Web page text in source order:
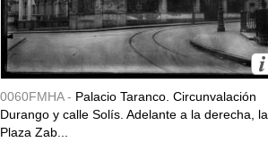
0060FMHA - Palacio Taranco. Circunvalación
Durango y calle Solís. Adelante a la derecha, la
Plaza Zab...